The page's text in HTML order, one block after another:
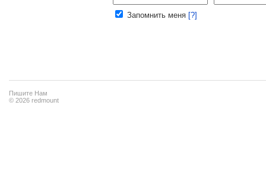
Запомнить меня [?]
Пишите Нам
© 2026 redmount